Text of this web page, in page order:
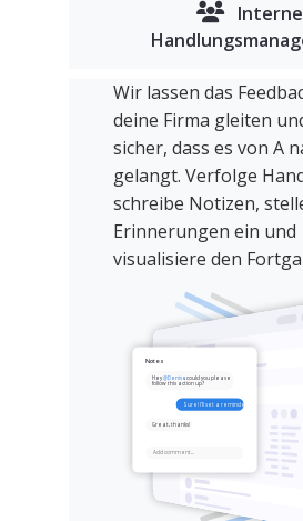
Wir lassen das
deine Firma gleiten
sicher, dass es von A
gelangt. Verfolge
schreibe Notizen,
Erinnerungen ein und
visualisiere den